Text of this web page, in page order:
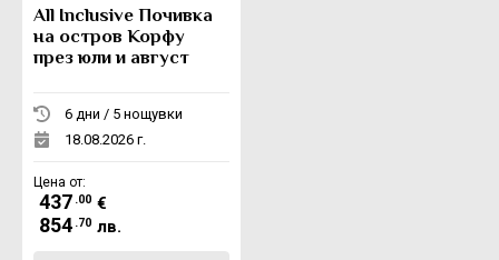
All Inclusive Почивка
на остров Корфу
през юли и август
6 дни / 5 нощувки
18.08.2026 г.
Цена от:
437 .00 €
854 .70 лв.